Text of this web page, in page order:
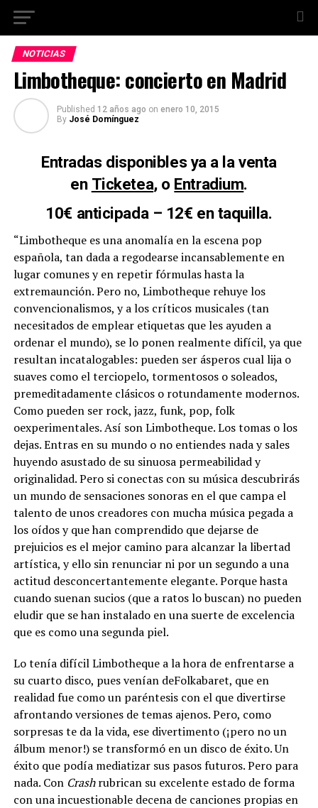
NOTICIAS
Limbotheque: concierto en Madrid
Published 12 años ago on enero 10, 2015
By José Domínguez
Entradas disponibles ya a la venta
en Ticketea, o Entradium.
10€ anticipada – 12€ en taquilla.
“Limbotheque es una anomalía en la escena pop
española, tan dada a regodearse incansablemente en
lugar comunes y en repetir fórmulas hasta la
extremaunción. Pero no, Limbotheque rehuye los
convencionalismos, y a los críticos musicales (tan
necesitados de emplear etiquetas que les ayuden a
ordenar el mundo), se lo ponen realmente difícil, ya que
resultan incatalogables: pueden ser ásperos cual lija o
suaves como el terciopelo, tormentosos o soleados,
premeditadamente clásicos o rotundamente modernos.
Como pueden ser rock, jazz, funk, pop, folk
oexperimentales. Así son Limbotheque. Los tomas o los
dejas. Entras en su mundo o no entiendes nada y sales
huyendo asustado de su sinuosa permeabilidad y
originalidad. Pero si conectas con su música descubrirás
un mundo de sensaciones sonoras en el que campa el
talento de unos creadores con mucha música pegada a
los oídos y que han comprendido que dejarse de
prejuicios es el mejor camino para alcanzar la libertad
artística, y ello sin renunciar ni por un segundo a una
actitud desconcertantemente elegante. Porque hasta
cuando suenan sucios (que a ratos lo buscan) no pueden
eludir que se han instalado en una suerte de excelencia
que es como una segunda piel.
Lo tenía difícil Limbotheque a la hora de enfrentarse a
su cuarto disco, pues venían deFolkabaret, que en
realidad fue como un paréntesis con el que divertirse
afrontando versiones de temas ajenos. Pero, como
sorpresas te da la vida, ese divertimento (¡pero no un
álbum menor!) se transformó en un disco de éxito. Un
éxito que podía mediatizar sus pasos futuros. Pero para
nada. Con Crashrubrican su excelente estado de forma
con una incuestionable decena de canciones propias en